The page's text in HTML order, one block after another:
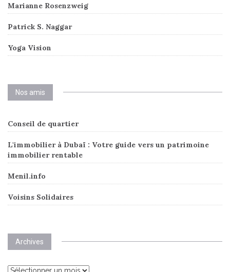
Marianne Rosenzweig
Patrick S. Naggar
Yoga Vision
Nos amis
Conseil de quartier
L'immobilier à Dubaï : Votre guide vers un patrimoine
immobilier rentable
Menil.info
Voisins Solidaires
Archives
Archives